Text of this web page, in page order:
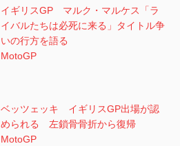
イギリスGP マルク・マルケス「ラ
イバルたちは必死に来る」タイトル争
いの行方を語る
MotoGP
ベッツェッキ イギリスGP出場が認
められる 左鎖骨骨折から復帰
MotoGP